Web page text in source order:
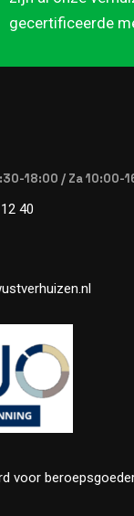
gecertificeerde
18:00 / Za 10:00-
40
voor